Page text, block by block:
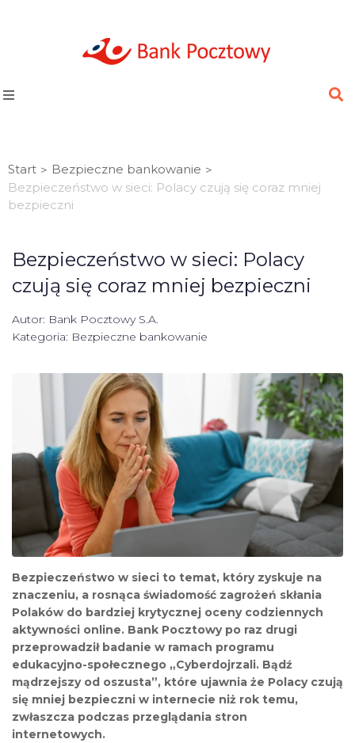
Start > Bezpieczne bankowanie >
Bezpieczeństwo w sieci: Polacy czują się coraz mniej
bezpieczni
Bezpieczeństwo w sieci: Polacy
czują się coraz mniej bezpieczni
Autor: Bank Pocztowy S.A.
Kategoria: Bezpieczne bankowanie
Bezpieczeństwo w sieci to temat, który zyskuje na
znaczeniu, a rosnąca świadomość zagrożeń skłania
Polaków do bardziej krytycznej oceny codziennych
aktywności online. Bank Pocztowy po raz drugi
przeprowadził badanie w ramach programu
edukacyjno-społecznego „Cyberdojrzali. Bądź
mądrzejszy od oszusta”, które ujawnia że Polacy czują
się mniej bezpieczni w internecie niż rok temu,
zwłaszcza podczas przeglądania stron
internetowych.